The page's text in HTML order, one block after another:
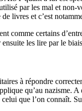
par les mal et
livres et c’est
comme certains
les lire par le
à répondre
qu’au
que l’on connaît.